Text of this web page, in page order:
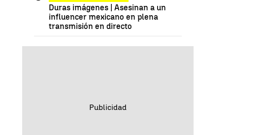
Duras imágenes | Asesinan a un
influencer mexicano en plena
transmisión en directo